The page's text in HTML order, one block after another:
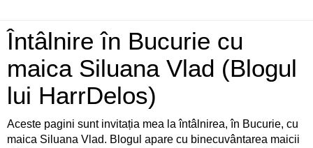
Întâlnire în Bucurie cu
maica Siluana Vlad (Blogul
lui HarrDelos)
Aceste pagini sunt invitația mea la întâlnirea, în Bucurie, cu
maica Siluana Vlad. Blogul apare cu binecuvântarea maicii